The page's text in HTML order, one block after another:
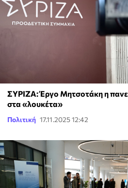
ΣΥΡΙΖΑ: Έργο Μητσοτάκη η
στα «λουκέτα»
Πολιτική 17.11.2025 12:42